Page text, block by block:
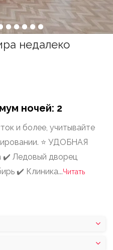
недалеко
ночей: 2
и бoлeе, учитывайтe
⭐️ УДОБНАЯ
Ледовый дворец
✔️ Клиника...Читать